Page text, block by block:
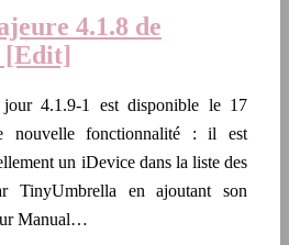
4.1.8 de
[Edit]
4.1.9-1 est disponible le 17
nouvelle fonctionnalité : il est
un iDevice dans la liste des
TinyUmbrella en ajoutant son
Manual…